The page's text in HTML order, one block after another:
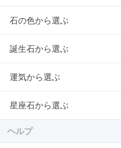
石の色から選ぶ
誕生石から選ぶ
運気から選ぶ
星座石から選ぶ
ヘルプ